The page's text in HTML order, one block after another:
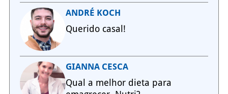
ANDRÉ KOCH
Querido casal!
GIANNA CESCA
Qual a melhor dieta para